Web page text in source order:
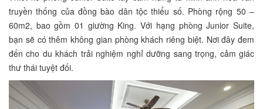
truyền thống của đồng bào dân tộc thiểu số. Phòng rộng 50 –
60m2, bao gồm 01 giường King. Với hạng phòng Junior Suite,
bạn sẽ có thêm không gian phòng khách riêng biệt. Nơi đây đem
đến cho du khách trải nghiệm nghỉ dưỡng sang trọng, cảm giác
thư thái tuyệt đối.